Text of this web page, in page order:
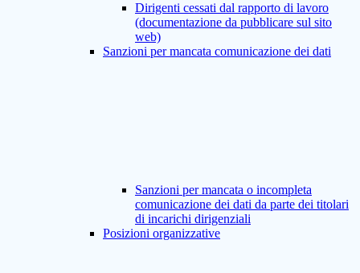
Dirigenti cessati dal rapporto di lavoro
(documentazione da pubblicare sul sito
web)
Sanzioni per mancata comunicazione dei dati
Sanzioni per mancata o incompleta
comunicazione dei dati da parte dei titolari
di incarichi dirigenziali
Posizioni organizzative